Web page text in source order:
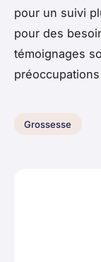
pour un suivi
pour des
témoignages
Grossesse